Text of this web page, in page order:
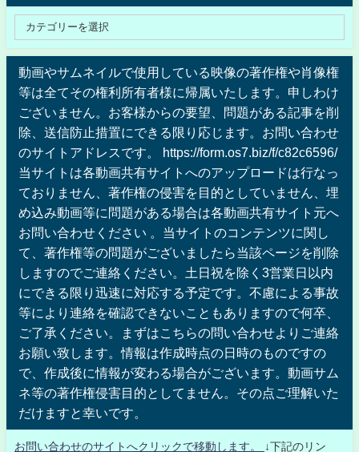
動画やサムネイルで使用している映像の著作権や肖像権
等は全てその権利所有者様に帰属いたします。申しわけ
ございません。お客様からの要望、問題がある記事を削
除、送信防止措置にできる限り応じます。お問い合わせ
のサイトアドレスです。 https://form.os7.biz/f/c82c6596/
当サイトは各動画共有サイトへのアップロードは行なっ
ておりません、著作権の侵害を目的としていません、埋
め込み動画等に問題がある場合は各動画共有サイト元へ
お問い合わせください 。当サイトのコンテンツに関し
て、著作権等の問題がございましたら当該ページを削除
しますのでご連絡ください。土日祝を除く3営業日以内
にできる限り迅速に対応する予定です。不慮による事故
等により連絡を確認できないこともありますので何卒、
ご了承ください。まずはこちらの問い合わせよりご連絡
お願い致します。情報は作成時点の日時のものですの
で、作成後に情報が変わる場合がございます。動画サム
ネ等の著作権侵害目的としてません。その点ご理解いた
だけますと幸いです。
お問い合わせのサイトへクリックで移動します。
↓下記のリン